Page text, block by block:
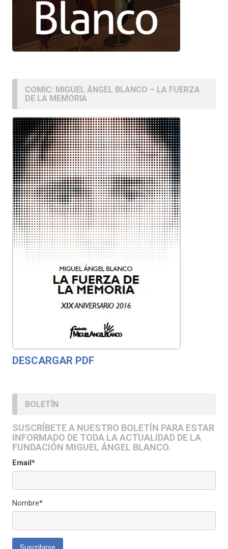
COMIC: MIGUEL ÁNGEL BLANCO – LA FUERZA
DE LA MEMORIA
DESCARGAR PDF
BOLETÍN
SUSCRÍBETE A NUESTRO BOLETÍN PARA ESTAR
INFORMADO DE TODA LA ACTUALIDAD DE LA
FUNDACIÓN MIGUEL ÁNGEL BLANCO.
Email*
Nombre*